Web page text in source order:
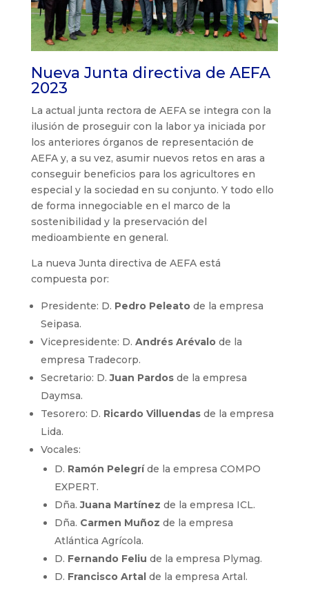
Nueva Junta directiva de AEFA
2023
La actual junta rectora de AEFA se integra con la
ilusión de proseguir con la labor ya iniciada por
los anteriores órganos de representación de
AEFA y, a su vez, asumir nuevos retos en aras a
conseguir beneficios para los agricultores en
especial y la sociedad en su conjunto. Y todo ello
de forma innegociable en el marco de la
sostenibilidad y la preservación del
medioambiente en general.
La nueva Junta directiva de AEFA está
compuesta por:
Presidente: D. Pedro Peleatode la empresa
Seipasa.
Vicepresidente: D. Andrés Arévalode la
empresa Tradecorp.
Secretario: D.Juan Pardosde la empresa
Daymsa.
Tesorero: D. Ricardo Villuendasde la empresa
Lida.
Vocales:
D. Ramón Pelegríde la empresa COMPO
EXPERT.
Dña.Juana Martínez de la empresa ICL.
Dña. Carmen Muñoz de la empresa
Atlántica Agrícola.
D. Fernando Feliu de la empresa Plymag.
D. Francisco Artalde la empresa Artal.